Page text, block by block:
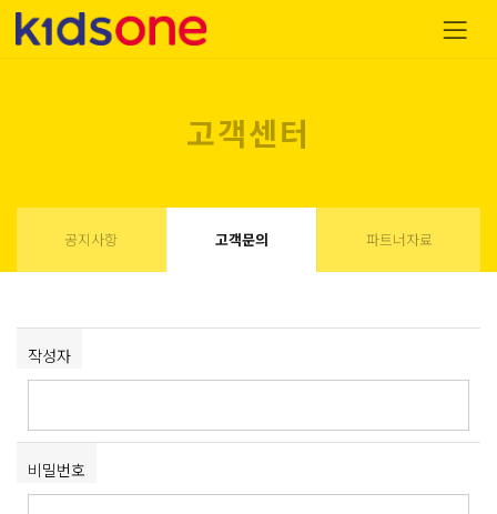
고객센터
공지사항 고객문의 파트너자료
작성자
비밀번호